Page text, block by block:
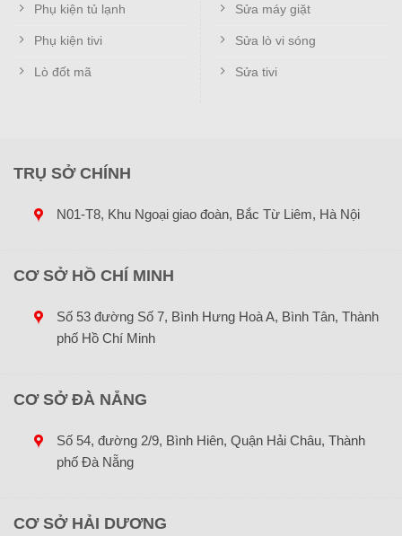
Phụ kiện tủ lạnh
Phụ kiện tivi
Lò đốt mã
Sửa máy giặt
Sửa lò vi sóng
Sửa tivi
TRỤ SỞ CHÍNH
N01-T8, Khu Ngoại giao đoàn, Bắc Từ Liêm, Hà Nội
CƠ SỞ HỒ CHÍ MINH
Số 53 đường Số 7, Bình Hưng Hoà A, Bình Tân, Thành
phố Hồ Chí Minh
CƠ SỞ ĐÀ NẴNG
Số 54, đường 2/9, Bình Hiên, Quận Hải Châu, Thành
phố Đà Nẵng
CƠ SỞ HẢI DƯƠNG